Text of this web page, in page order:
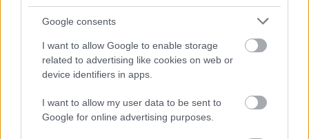
Google consents
I want to allow Google to enable storage
related to advertising like cookies on web or
device identifiers in apps.
I want to allow my user data to be sent to
Google for online advertising purposes.